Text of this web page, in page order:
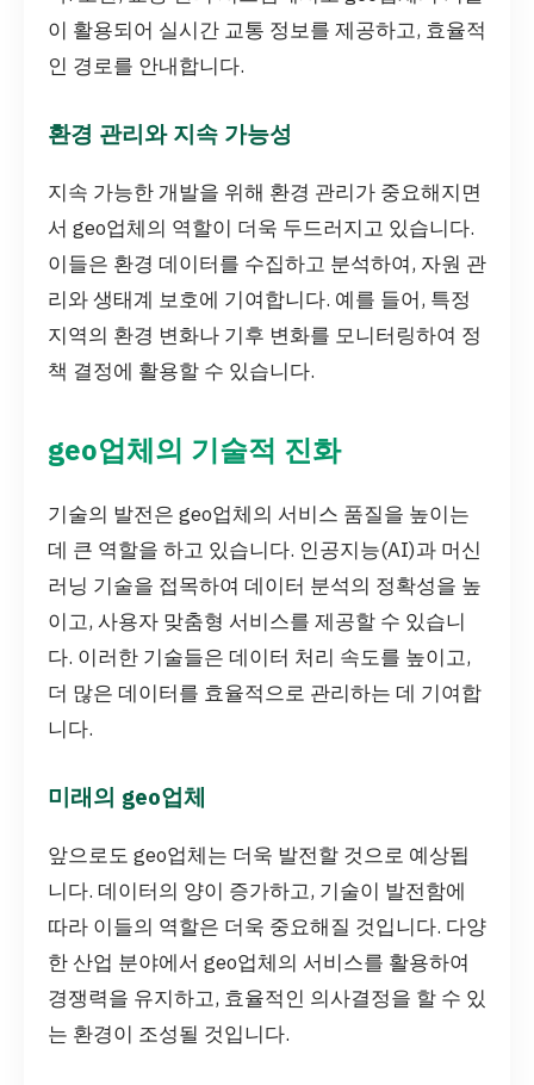
이 활용되어 실시간 교통 정보를 제공하고, 효율적
인 경로를 안내합니다.
환경 관리와 지속 가능성
지속 가능한 개발을 위해 환경 관리가 중요해지면
서 geo업체의 역할이 더욱 두드러지고 있습니다.
이들은 환경 데이터를 수집하고 분석하여, 자원 관
리와 생태계 보호에 기여합니다. 예를 들어, 특정
지역의 환경 변화나 기후 변화를 모니터링하여 정
책 결정에 활용할 수 있습니다.
geo업체의 기술적 진화
기술의 발전은 geo업체의 서비스 품질을 높이는
데 큰 역할을 하고 있습니다. 인공지능(AI)과 머신
러닝 기술을 접목하여 데이터 분석의 정확성을 높
이고, 사용자 맞춤형 서비스를 제공할 수 있습니
다. 이러한 기술들은 데이터 처리 속도를 높이고,
더 많은 데이터를 효율적으로 관리하는 데 기여합
니다.
미래의 geo업체
앞으로도 geo업체는 더욱 발전할 것으로 예상됩
니다. 데이터의 양이 증가하고, 기술이 발전함에
따라 이들의 역할은 더욱 중요해질 것입니다. 다양
한 산업 분야에서 geo업체의 서비스를 활용하여
경쟁력을 유지하고, 효율적인 의사결정을 할 수 있
는 환경이 조성될 것입니다.